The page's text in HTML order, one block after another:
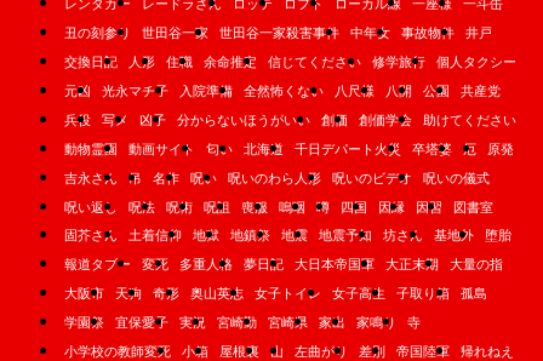
レンタカー
レードラさん ロッテ ロフト ローカル線 一座様
一斗缶
丑の刻参り
世田谷一家 世田谷一家殺害事件 中年女 事故物件
井戸
交換日記
人形 住職 余命推定 信じてください 修学旅行
個人タクシー
元凶
光永マチ子 入院準備 全然怖くない 八尺様 八開 公園
共産党
兵役
写メ 凶子 分からないほうがいい 創価 創価学会
助けてください
動物霊園
動画サイト 匂い 北海道 千日デパート火災 卒塔婆 厄
原発
吉永さん
吊 名作 呪い 呪いのわら人形 呪いのビデオ
呪いの儀式
呪い返し
呪法 呪術 呪詛 喪服 嗚咽 噂 四国 因縁 因習
図書室
固芥さん
土着信仰 地獄 地鎮祭 地震 地震予知 坊さん 基地外
堕胎
報道タブー
変死 多重人格 夢日記 大日本帝国軍 大正末期
大量の指
大阪市
天狗 奇形 奥山英志 女子トイレ 女子高生 子取り箱
孤島
学園祭
宜保愛子 実況 宮崎勤 宮崎県 家出 家鳴り
寺
小学校の教師変死
小箱 屋根裏 山 左曲がり 差別 帝国陸軍
帰れねえ